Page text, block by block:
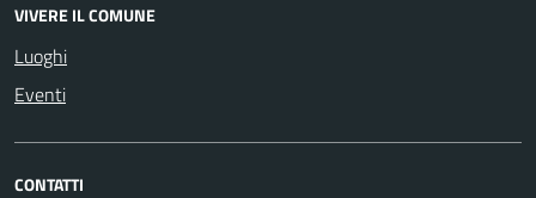
VIVERE IL COMUNE
Luoghi
Eventi
CONTATTI